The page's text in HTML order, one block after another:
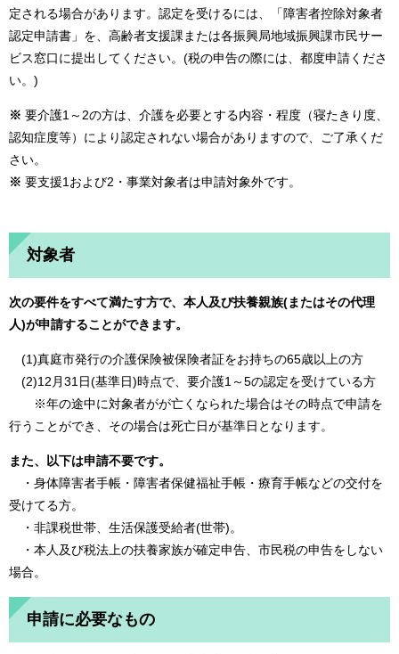
定される場合があります。認定を受けるには、「障害者控除対象者
認定申請書」を、高齢者支援課または各振興局地域振興課市民サー
ビス窓口に提出してください。(税の申告の際には、都度申請くださ
い。)
※ 要介護1～2の方は、介護を必要とする内容・程度（寝たきり度、
認知症度等）により認定されない場合がありますので、ご了承くだ
さい。
※ 要支援1および2・事業対象者は申請対象外です。
対象者
次の要件をすべて満たす方で、本人及び扶養親族(またはその代理
人)が申請することができます。
(1)真庭市発行の介護保険被保険者証をお持ちの65歳以上の方
(2)12月31日(基準日)時点で、要介護1～5の認定を受けている方
※年の途中に対象者がが亡くなられた場合はその時点で申請を
行うことができ、その場合は死亡日が基準日となります。
また、以下は申請不要です。
・身体障害者手帳・障害者保健福祉手帳・療育手帳などの交付を
受けてる方。
・非課税世帯、生活保護受給者(世帯)。
・本人及び税法上の扶養家族が確定申告、市民税の申告をしない
場合。
申請に必要なもの